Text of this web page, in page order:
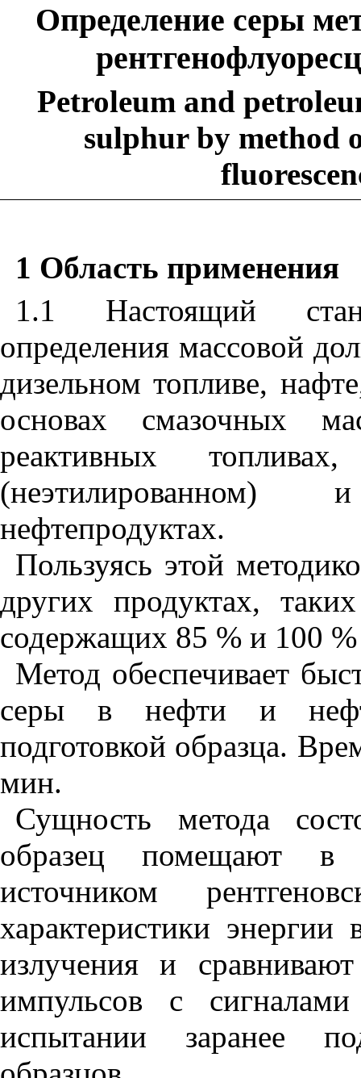
Определение серы
Petroleum and
sulphur by method
1 Область применения
1.1 Настоящий
определения массовой
дизельном топливе,
основах смазочных
реактивных
нефтепродуктах.
Пользуясь этой
других продуктах,
содержащих 85 % и 100 %
Метод обеспечивает
серы в нефти и
подготовкой образца.
мин.
Сущность метода
образец помещают в
источником
характеристики энергии
излучения и
импульсов с
испытании заранее